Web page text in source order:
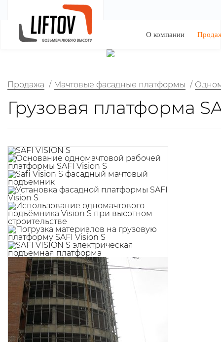
О компании
Продажа / Мачтовые фасадные платформы /
Грузовая платформа